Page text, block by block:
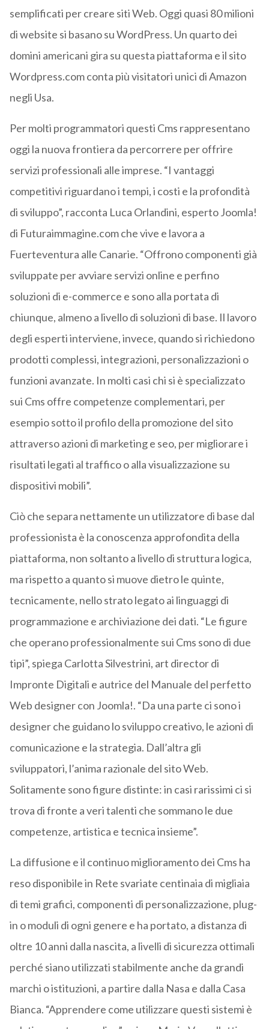
semplificati per creare siti Web. Oggi quasi 80 milioni
di website si basano su WordPress. Un quarto dei
domini americani gira su questa piattaforma e il sito
Wordpress.com conta più visitatori unici di Amazon
negli Usa.
Per molti programmatori questi Cms rappresentano
oggi la nuova frontiera da percorrere per offrire
servizi professionali alle imprese. “I vantaggi
competitivi riguardano i tempi, i costi e la profondità
di sviluppo”, racconta Luca Orlandini, esperto Joomla!
di Futuraimmagine.com che vive e lavora a
Fuerteventura alle Canarie. “Offrono componenti già
sviluppate per avviare servizi online e perfino
soluzioni di e-commerce e sono alla portata di
chiunque, almeno a livello di soluzioni di base. Il lavoro
degli esperti interviene, invece, quando si richiedono
prodotti complessi, integrazioni, personalizzazioni o
funzioni avanzate. In molti casi chi si è specializzato
sui Cms offre competenze complementari, per
esempio sotto il profilo della promozione del sito
attraverso azioni di marketing e seo, per migliorare i
risultati legati al traffico o alla visualizzazione su
dispositivi mobili”.
Ciò che separa nettamente un utilizzatore di base dal
professionista è la conoscenza approfondita della
piattaforma, non soltanto a livello di struttura logica,
ma rispetto a quanto si muove dietro le quinte,
tecnicamente, nello strato legato ai linguaggi di
programmazione e archiviazione dei dati. “Le figure
che operano professionalmente sui Cms sono di due
tipi”, spiega Carlotta Silvestrini, art director di
Impronte Digitali e autrice del Manuale del perfetto
Web designer con Joomla!. “Da una parte ci sono i
designer che guidano lo sviluppo creativo, le azioni di
comunicazione e la strategia. Dall’altra gli
sviluppatori, l’anima razionale del sito Web.
Solitamente sono figure distinte: in casi rarissimi ci si
trova di fronte a veri talenti che sommano le due
competenze, artistica e tecnica insieme”.
La diffusione e il continuo miglioramento dei Cms ha
reso disponibile in Rete svariate centinaia di migliaia
di temi grafici, componenti di personalizzazione, plug-
in o moduli di ogni genere e ha portato, a distanza di
oltre 10 anni dalla nascita, a livelli di sicurezza ottimali
perché siano utilizzati stabilmente anche da grandi
marchi o istituzioni, a partire dalla Nasa e dalla Casa
Bianca. “Apprendere come utilizzare questi sistemi è